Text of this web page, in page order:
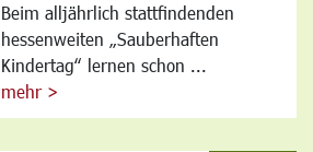
Beim alljährlich stattfindenden
hessenweiten „Sauberhaften
Kindertag“ lernen schon ...
mehr >